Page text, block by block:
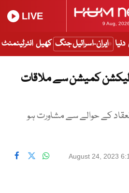
9 Aug, 2026
LIVE
دنیا ایران-اسرائیل جنگ کھیل انٹرٹینمنٹ
الیکشن کمیشن سے ملاقات
کے حوالے سے مشاورت ہو
August 24, 2023